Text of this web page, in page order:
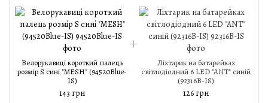
Велорукавиці короткий палець
розмір S сині "MESH" (94520Blue-
IS)
143 грн
Ліхтарик на батарейках
світлодіодний 6 LED "ANT" синій
(92316B-IS)
126 грн